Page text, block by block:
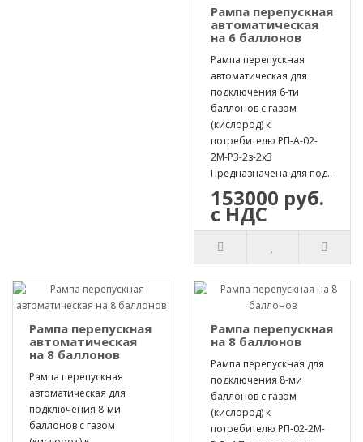
Рампа перепускная
автоматическая
на 6 баллонов
Рампа перепускная
автоматическая для
подключения 6-ти
баллонов с газом
(кислород) к
потребителю РП-А-02-
2М-Р3-2з-2х3
Предназначена для под..
153000 руб.
с НДС
Рампа перепускная
автоматическая
на 8 баллонов
Рампа перепускная
автоматическая для
подключения 8-ми
баллонов с газом
Рампа перепускная
на 8 баллонов
Рампа перепускная для
подключения 8-ми
баллонов с газом
(кислород) к
потребителю РП-02-2М-